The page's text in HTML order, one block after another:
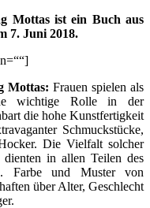
Mottas ist ein Buch aus
7. Juni 2018.
Mottas: Frauen spielen als
wichtige Rolle in der
die hohe Kunstfertigkeit
Schmuckstücke,
Die Vielfalt solcher
in allen Teilen des
Farbe und Muster von
über Alter, Geschlecht